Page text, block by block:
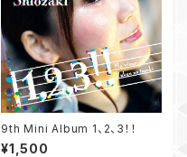
9th Mini Album 1、2、3！！
¥1,500